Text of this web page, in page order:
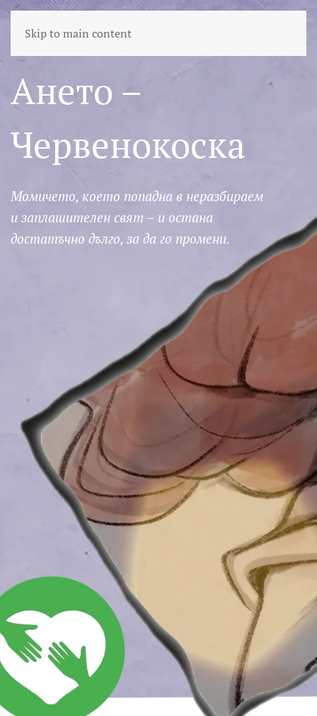
Skip to main content
Ането –
Червенокоска
Момичето, което попадна в неразбираем
и заплашителен свят – и остана
достатъчно дълго, за да го промени.